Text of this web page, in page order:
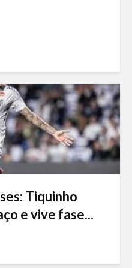
Tiquinho
e vive fase...